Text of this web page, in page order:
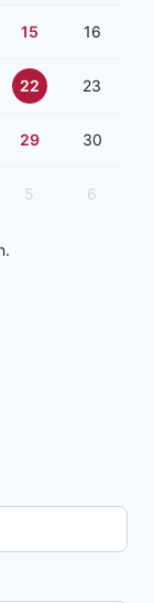
15 16
22 23
29 30
5 6